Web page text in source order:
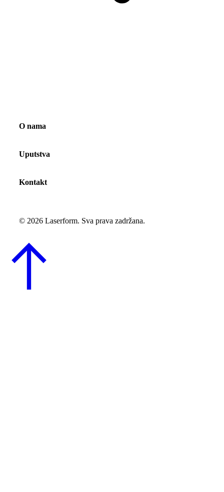
O nama
Uputstva
Kontakt
© 2026 Laserform. Sva prava zadržana.